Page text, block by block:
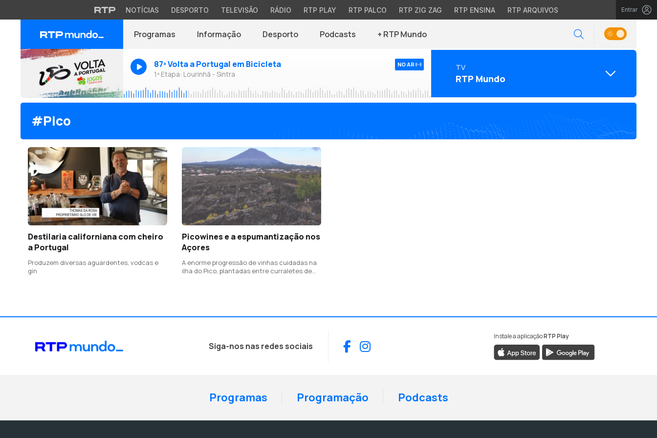
NOTÍCIAS DESPORTO TELEVISÃO RÁDIO RTP PLAY RTP PALCO RTP ZIG ZAG RTP ENSINA RTP ARQUIVOS Entrar
Programas Informação Desporto Podcasts + RTP Mundo
87ª Volta a Portugal em Bicicleta
1ª Etapa: Lourinhã - Sintra
NO AR TV
RTP Mundo
#Pico
Destilaria californiana com cheiro
a Portugal
Produzem diversas aguardentes, vodcas e
gin
Picowines e a espumantização nos
Açores
A enorme progressão de vinhas cuidadas na
ilha do Pico, plantadas entre curraletes de
Siga-nos nas redes sociais Facebook
Instagram
Instale a aplicaçãoRTP Play
Programas Programação Podcasts